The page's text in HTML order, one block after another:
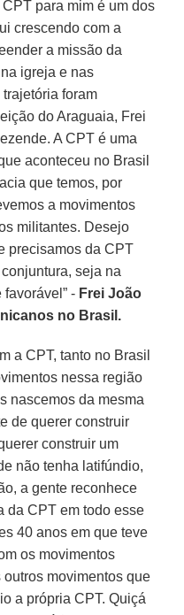
para mim é um dos
crescendo com a
a missão da
igreja e nas
foram
do Araguaia, Frei
A CPT é uma
aconteceu no Brasil
que temos, por
a movimentos
militantes. Desejo
precisamos da CPT
seja na
- Frei João
no Brasil.
a CPT, tanto no Brasil
nessa região
nascemos da mesma
de querer construir
construir um
não tenha latifúndio,
a gente reconhece
da CPT em todo esse
40 anos em que teve
os movimentos
movimentos que
a própria CPT. Quiçá